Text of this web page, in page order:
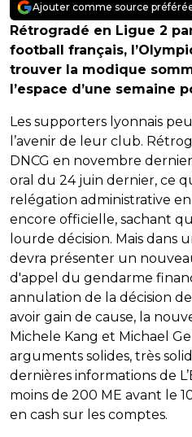
Ajouter comme source
Rétrogradé en Ligue 2
football français,
trouver la modique
l’espace d’une semaine
Les supporters lyonnais
l’avenir de leur club.
DNCG en novembre
oral du 24 juin dernier, ce
relégation administrative
encore officielle, sachant
lourde décision. Mais dans
devra présenter un
d'appel du gendarme
annulation de la décision
avoir gain de cause, la
Michele Kang et Michael
arguments solides, très
dernières informations de
moins de 200 ME avant le
en cash sur les comptes.